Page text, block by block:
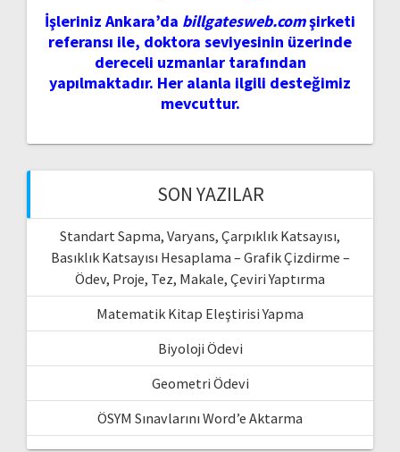
İşleriniz Ankara’da billgatesweb.comşirketi
referansı ile, doktora seviyesinin üzerinde
dereceli uzmanlar tarafından
yapılmaktadır. Her alanla ilgili desteğimiz
mevcuttur.
SON YAZILAR
Standart Sapma, Varyans, Çarpıklık Katsayısı,
Basıklık Katsayısı Hesaplama – Grafik Çizdirme –
Ödev, Proje, Tez, Makale, Çeviri Yaptırma
Matematik Kitap Eleştirisi Yapma
Biyoloji Ödevi
Geometri Ödevi
ÖSYM Sınavlarını Word’e Aktarma